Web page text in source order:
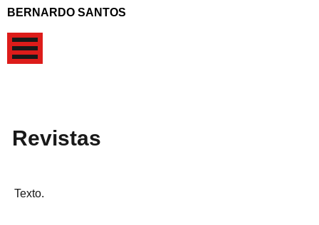
BERNARDO SANTOS
Revistas
Texto.